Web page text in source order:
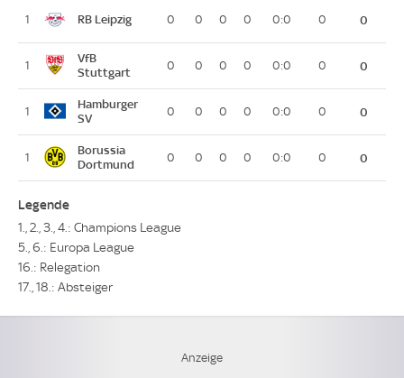
1 RB Leipzig 0 0 0 0 0:0 0 0
1
VfB
Stuttgart
0 0 0 0 0:0 0 0
1
Hamburger
SV
0 0 0 0 0:0 0 0
1
Borussia
Dortmund
0 0 0 0 0:0 0 0
Legende
1., 2., 3., 4.: Champions League
5., 6.: Europa League
16.: Relegation
17., 18.: Absteiger